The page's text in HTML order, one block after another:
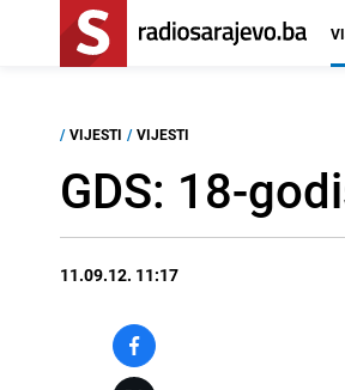
/ VIJESTI / VIJESTI
GDS: 18-
11.09.12. 11:17